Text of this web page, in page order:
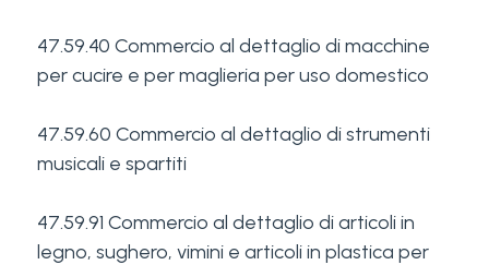
47.59.40 Commercio al dettaglio di macchine
per cucire e per maglieria per uso domestico
47.59.60 Commercio al dettaglio di strumenti
musicali e spartiti
47.59.91 Commercio al dettaglio di articoli in
legno, sughero, vimini e articoli in plastica per